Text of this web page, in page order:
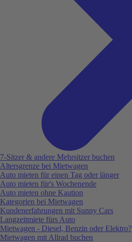
7-Sitzer & andere Mehrsitzer buchen
Altersgrenze bei Mietwagen
Auto mieten für einen Tag oder länger
Auto mieten für's Wochenende
Auto mieten ohne Kaution
Kategorien bei Mietwagen
Kundenerfahrungen mit Sunny Cars
Langzeitmiete fürs Auto
Mietwagen - Diesel, Benzin oder Elektro?
Mietwagen mit Allrad buchen